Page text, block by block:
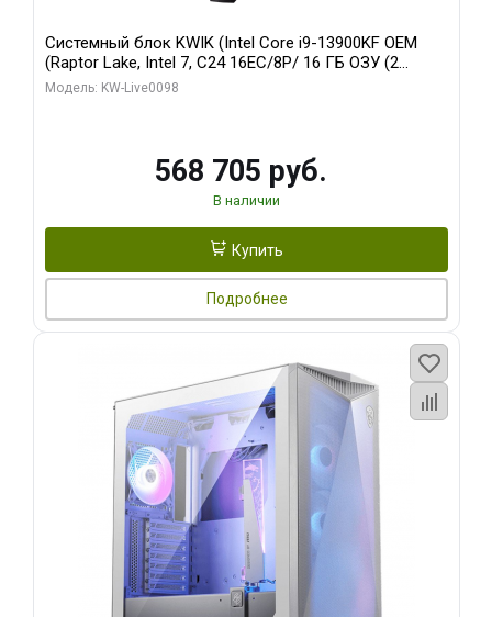
Системный блок KWIK (Intel Core i9-13900KF OEM
(Raptor Lake, Intel 7, C24 16EC/8P/ 16 ГБ ОЗУ (2
модуля)/ Afox RTX4090 24GB GDDR6X 384-Bit 3xDP
Модель: KW-Live0098
568 705 руб.
В наличии
Купить
Подробнее